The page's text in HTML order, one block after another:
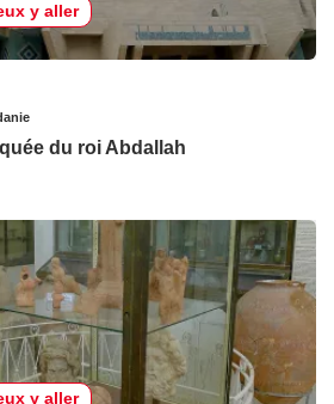
y aller
du roi Abdallah
y aller